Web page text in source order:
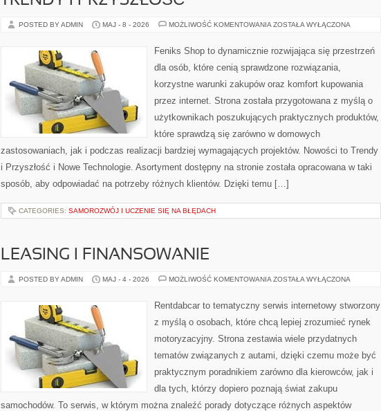
POSTED BY ADMIN MAJ - 8 - 2026 MOŻLIWOŚĆ KOMENTOWANIA TRENDY
ZOSTAŁA WYŁĄCZONA
Feniks Shop to dynamicznie rozwijająca się przestrzeń
dla osób, które cenią sprawdzone rozwiązania,
korzystne warunki zakupów oraz komfort kupowania
przez internet. Strona została przygotowana z myślą o
użytkownikach poszukujących praktycznych produktów,
które sprawdzą się zarówno w domowych
zastosowaniach, jak i podczas realizacji bardziej wymagających projektów. Nowości to Trendy
i Przyszłość i Nowe Technologie. Asortyment dostępny na stronie została opracowana w taki
sposób, aby odpowiadać na potrzeby różnych klientów. Dzięki temu […]
CATEGORIES: SAMOROZWÓJ I UCZENIE SIĘ NA BŁĘDACH
LEASING I FINANSOWANIE
POSTED BY ADMIN MAJ - 4 - 2026 MOŻLIWOŚĆ KOMENTOWANIA LEASING
ZOSTAŁA WYŁĄCZONA
Rentdabcar to tematyczny serwis internetowy stworzony
z myślą o osobach, które chcą lepiej zrozumieć rynek
motoryzacyjny. Strona zestawia wiele przydatnych
tematów związanych z autami, dzięki czemu może być
praktycznym poradnikiem zarówno dla kierowców, jak i
dla tych, którzy dopiero poznają świat zakupu
samochodów. To serwis, w którym można znaleźć porady dotyczące różnych aspektów